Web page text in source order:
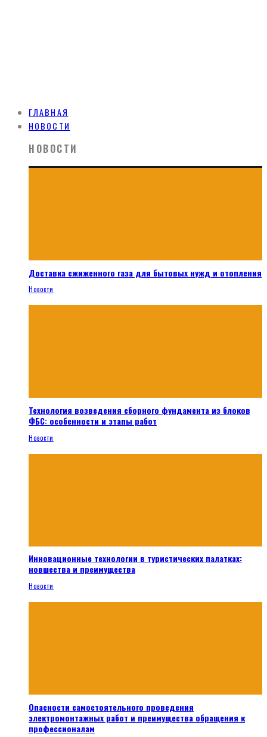
ГЛАВНАЯ
НОВОСТИ
НОВОСТИ
Доставка сжиженного газа для бытовых нужд и отопления
Новости
Технология возведения сборного фундамента из блоков
ФБС: особенности и этапы работ
Новости
Инновационные технологии в туристических палатках:
новшества и преимущества
Новости
Опасности самостоятельного проведения
электромонтажных работ и преимущества обращения к
профессионалам